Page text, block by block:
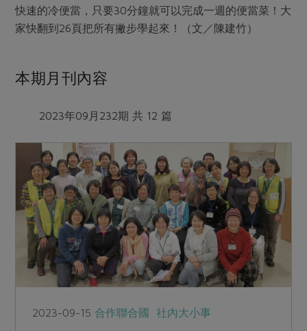
快速的冷便當，只要30分鐘就可以完成一週的便當菜！大
家快翻到26頁把所有撇步學起來！（文／陳建竹）
本期月刊內容
2023年09月232期 共 12 篇
2023-09-15合作聯合國 社內大小事